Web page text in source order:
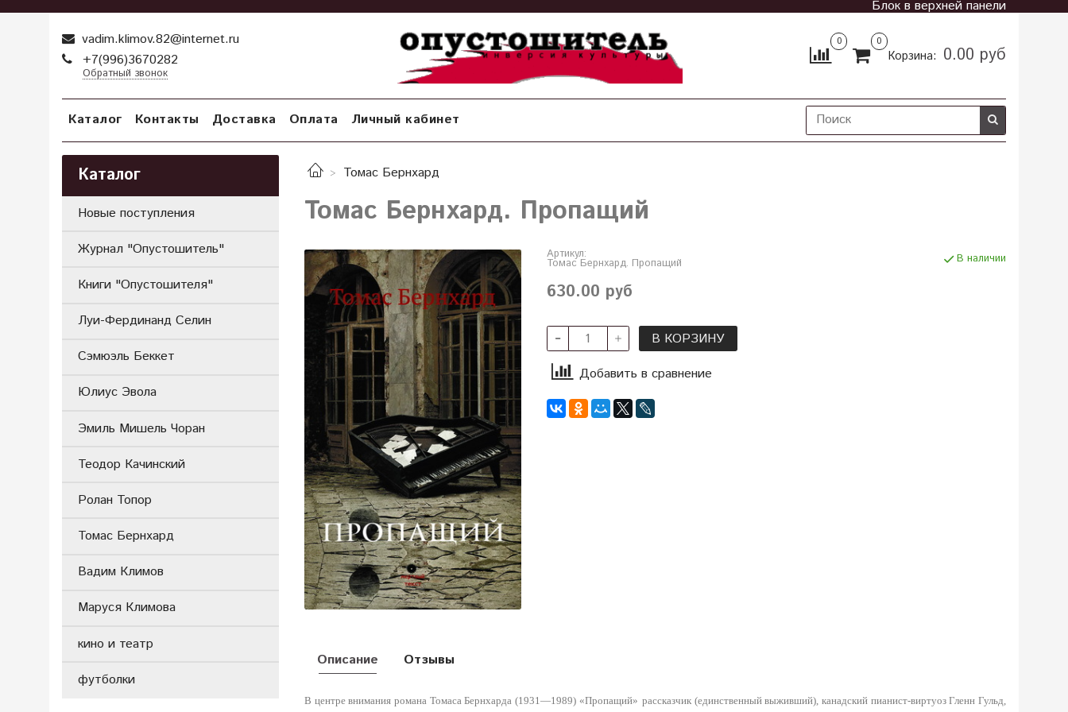
Блок в верхней панели
vadim.klimov.82@internet.ru
+7(996)3670282
Обратный звонок
0 0
Корзина: 0.00 руб
Каталог Контакты Доставка Оплата Личный кабинет
Томас Бернхард
Томас Бернхард. Пропащий
Артикул:
Томас Бернхард. Пропащий В наличии
630.00 руб
В КОРЗИНУ
Добавить в сравнение
Описание
В центре внимания романа Томаса Бернхарда (1931—1989) «Пропащий» рассказчик (единственный выживший), канадский пианист-виртуоз Гленн Гульд,
Отзывы
Каталог
Новые поступления
Журнал "Опустошитель"
Книги "Опустошителя"
Луи-Фердинанд Селин
Сэмюэль Беккет
Юлиус Эвола
Эмиль Мишель Чоран
Теодор Качинский
Ролан Топор
Томас Бернхард
Вадим Климов
Маруся Климова
кино и театр
футболки